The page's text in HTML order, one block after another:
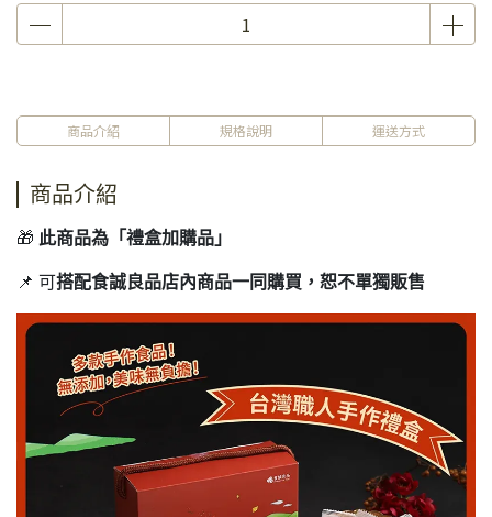
商品介紹 規格說明 運送方式
商品介紹
🎁 此商品為「禮盒加購品」
📌 可搭配食誠良品店內商品一同購買，恕不單獨販售